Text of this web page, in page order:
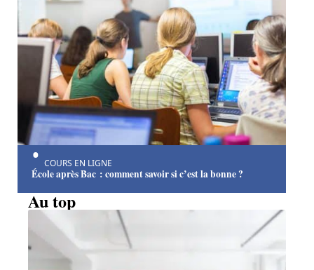
COURS EN LIGNE
École après Bac : comment savoir si c’est la bonne ?
Au top